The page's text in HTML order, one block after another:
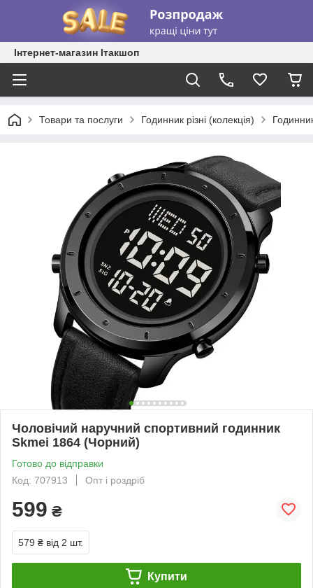
Інтернет-магазин Ітакшоп
Товари та послуги Годинник різні (колекція)
Чоловічий наручний спортивний годинник
Skmei 1864 (Чорний)
Готово до відправки
Код: 707913
Опт і роздріб
599 ₴
579 ₴ від 2 шт.
Купити